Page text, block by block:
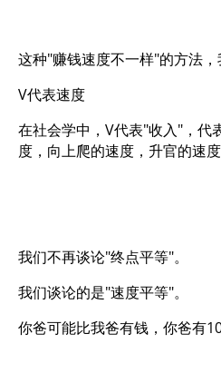
这种"赚钱速度不一样"的方法，
V代表速度
在社会学中，V代表"收入"，代
度，向上爬的速度，升官的速度
我们不再谈论"终点平等"。
我们谈论的是"速度平等"。
你爸可能比我爸有钱，你爸有